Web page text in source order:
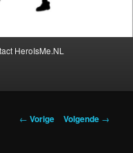
HeroIsMe.NL
Berichtnavigatie
← Vorige Volgende →